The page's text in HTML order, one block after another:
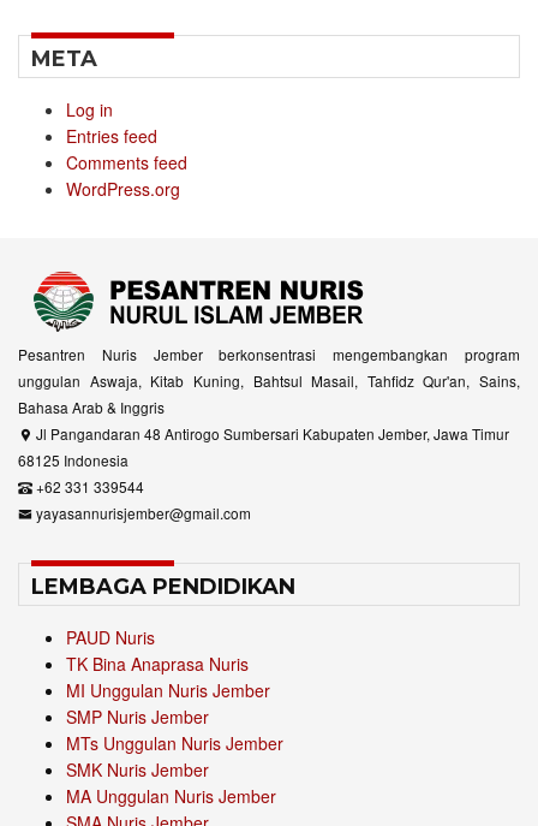
META
Log in
Entries feed
Comments feed
WordPress.org
Pesantren Nuris Jember berkonsentrasi mengembangkan program
unggulan Aswaja, Kitab Kuning, Bahtsul Masail, Tahfidz Qur'an, Sains,
Bahasa Arab & Inggris
Jl Pangandaran 48 Antirogo Sumbersari Kabupaten Jember, Jawa Timur
68125 Indonesia
+62 331 339544
yayasannurisjember@gmail.com
LEMBAGA PENDIDIKAN
PAUD Nuris
TK Bina Anaprasa Nuris
MI Unggulan Nuris Jember
SMP Nuris Jember
MTs Unggulan Nuris Jember
SMK Nuris Jember
MA Unggulan Nuris Jember